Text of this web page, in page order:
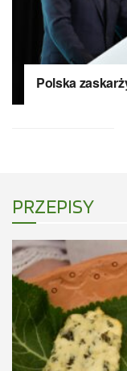
Polska
PRZEPISY